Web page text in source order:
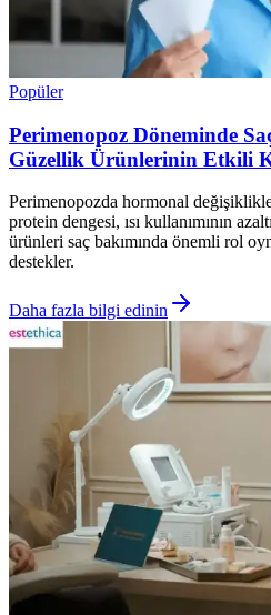
Popüler
Perimenopoz Döneminde
Güzellik Ürünlerinin Etkili
Perimenopozda hormonal
protein dengesi, ısı kullanımının
ürünleri saç bakımında önemli rol
destekler.
Daha fazla bilgi edinin